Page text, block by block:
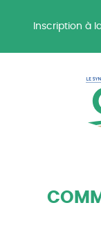
Inscription à